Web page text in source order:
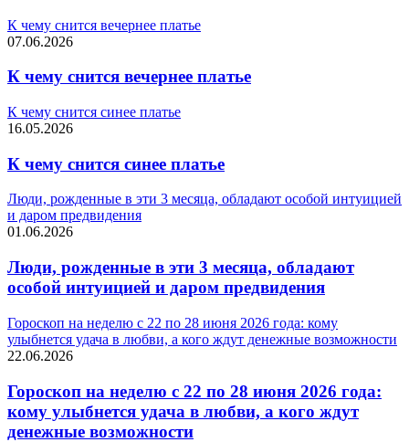
К чему снится вечернее платье
07.06.2026
К чему снится вечернее платье
К чему снится синее платье
16.05.2026
К чему снится синее платье
Люди, рожденные в эти 3 месяца, обладают особой интуицией
и даром предвидения
01.06.2026
Люди, рожденные в эти 3 месяца, обладают
особой интуицией и даром предвидения
Гороскоп на неделю с 22 по 28 июня 2026 года: кому
улыбнется удача в любви, а кого ждут денежные возможности
22.06.2026
Гороскоп на неделю с 22 по 28 июня 2026 года:
кому улыбнется удача в любви, а кого ждут
денежные возможности